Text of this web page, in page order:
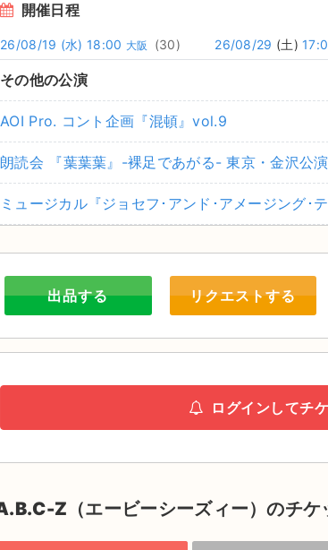
開催日程
26/08/19 (水) 18:00 大阪 (30) 26/08/29 (土)
その他の公演
AOI Pro. コント企画『混頓』vol.9
朗読会 『葉葉葉』-裸足であがる- 東京・金沢公演
ミュージカル『ジョセフ･アンド･アメージング･
出品する リクエストする
ログインしてチ
Z（エービーシーズィー）のチケ